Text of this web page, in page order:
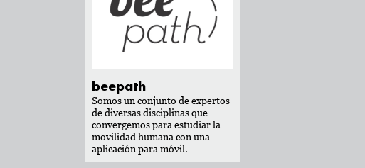
beepath
Somos un conjunto de expertos
de diversas disciplinas que
convergemos para estudiar la
movilidad humana con una
aplicación para móvil.